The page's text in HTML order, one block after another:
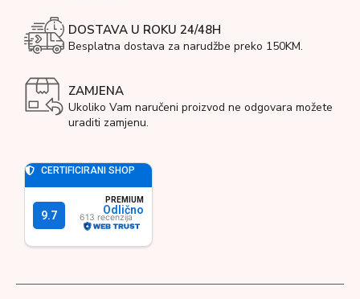
DOSTAVA U ROKU 24/48H
Besplatna dostava za narudžbe preko 150KM.
ZAMJENA
Ukoliko Vam naručeni proizvod ne odgovara možete
uraditi zamjenu.